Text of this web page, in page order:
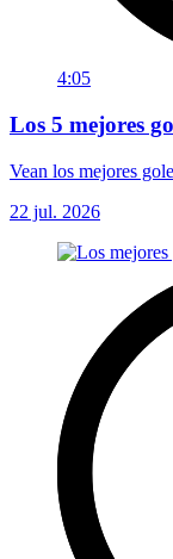
4:05
Los 5 mejores
Vean los mejores
22 jul. 2026